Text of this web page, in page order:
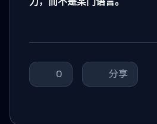
0 分享